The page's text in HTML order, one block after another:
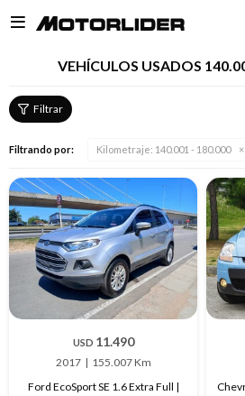

VEHÍCULOS USADOS
Filtrando por: Kilometraje: 140.001 - 180.000
USD 11.490
2017
155.007 Km
Ford EcoSport SE 1.6 Extra Full |